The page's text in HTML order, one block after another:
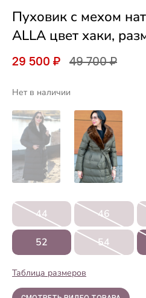
Пуховик с мехом
ALLA цвет хаки,
29 500 ₽ 49 700 ₽
Нет в наличии
44 46
52 54
Таблица размеров